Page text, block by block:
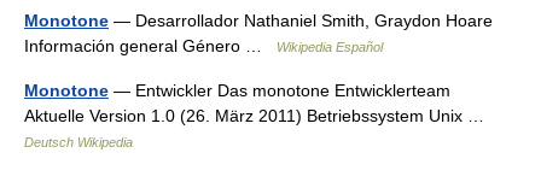
Monotone — Desarrollador Nathaniel Smith, Graydon Hoare
Información general Género …
Wikipedia Español
Monotone — Entwickler Das monotone Entwicklerteam
Aktuelle Version 1.0 (26. März 2011) Betriebssystem Unix …
Deutsch Wikipedia